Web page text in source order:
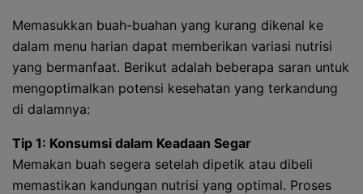
Memasukkan buah-buahan yang kurang dikenal ke
dalam menu harian dapat memberikan variasi nutrisi
yang bermanfaat. Berikut adalah beberapa saran untuk
mengoptimalkan potensi kesehatan yang terkandung
di dalamnya:
Tip 1: Konsumsi dalam Keadaan Segar
Memakan buah segera setelah dipetik atau dibeli
memastikan kandungan nutrisi yang optimal. Proses